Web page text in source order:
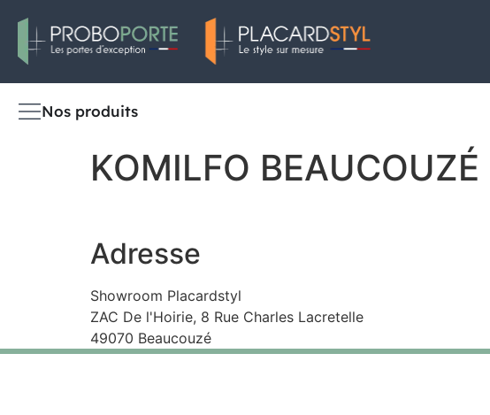
Nos produits
KOMILFO BEAUCOUZÉ
Adresse
Showroom Placardstyl
ZAC De l'Hoirie, 8 Rue Charles Lacretelle
49070 Beaucouzé